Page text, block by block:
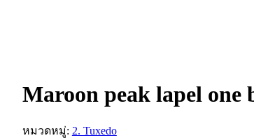
Maroon peak lapel one
หมวดหมู่: 2. Tuxedo